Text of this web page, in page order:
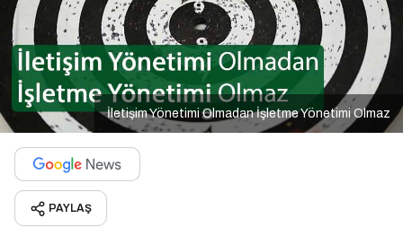
İletişim Yönetimi Olmadan İşletme Yönetimi Olmaz
PAYLAŞ